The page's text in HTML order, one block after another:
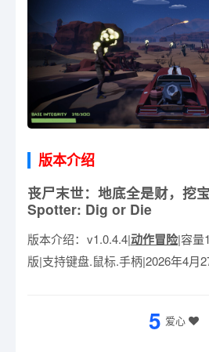
版本介绍
丧尸末世：地底全是财，挖
Spotter: Dig or Die
版本介绍：v1.0.4.4|动作冒险|容量
版|支持键盘.鼠标.手柄|2026年4月
5 爱心